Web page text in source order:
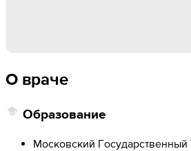
О враче
Образование
Московский